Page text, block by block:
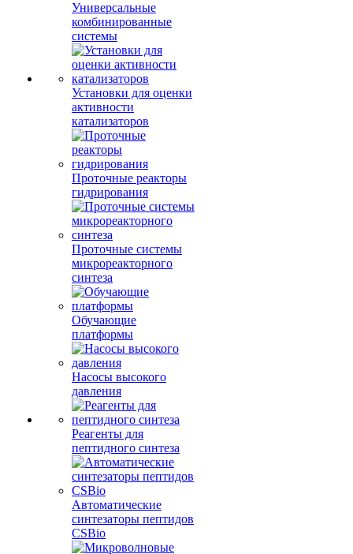
Универсальные
комбинированные
системы
Установки для оценки
активности
катализаторов
Проточные реакторы
гидрирования
Проточные системы
микрореакторного
синтеза
Обучающие
платформы
Насосы высокого
давления
Реагенты для
пептидного синтеза
Автоматические
синтезаторы пептидов
CSBio